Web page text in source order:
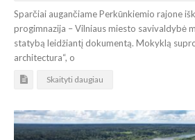
Sparčiai augančiame Perkūnkiemio rajone
progimnazija – Vilniaus miesto savivaldybė
statybą leidžiantį dokumentą. Mokyklą
architectura“, o
Skaityti daugiau